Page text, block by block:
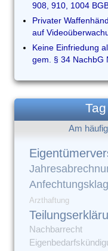
908, 910, 1004
Privater
auf
Keine Einfriedung
gem. § 34 NachbG
Am
Arzthaftung
Nachbarrecht